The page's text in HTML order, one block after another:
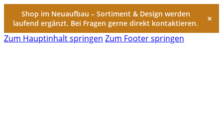
Shop im Neuaufbau – Sortiment & Design werden
laufend ergänzt. Bei Fragen gerne direkt kontaktieren.
×
Zum Hauptinhalt springen Zum Footer springen